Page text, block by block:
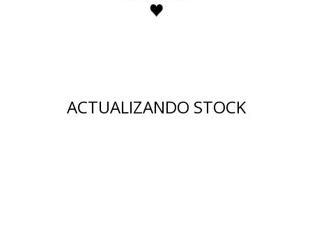
ACTUALIZANDO STOCK